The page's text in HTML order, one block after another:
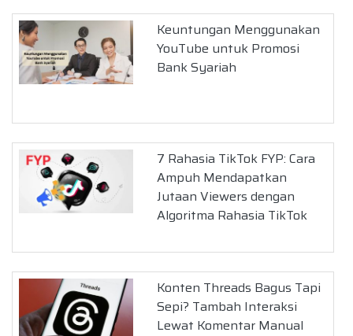
Keuntungan Menggunakan
YouTube untuk Promosi
Bank Syariah
7 Rahasia TikTok FYP: Cara
Ampuh Mendapatkan
Jutaan Viewers dengan
Algoritma Rahasia TikTok
Konten Threads Bagus Tapi
Sepi? Tambah Interaksi
Lewat Komentar Manual